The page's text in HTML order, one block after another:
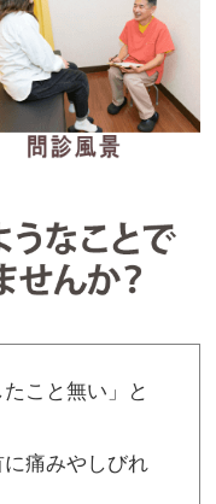
こと無い」と
に痛みやしびれ